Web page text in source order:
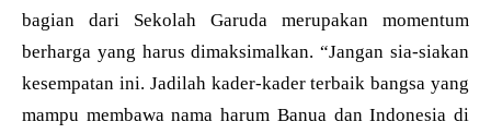
bagian dari Sekolah Garuda merupakan momentum
berharga yang harus dimaksimalkan. “Jangan sia-siakan
kesempatan ini. Jadilah kader-kader terbaik bangsa yang
mampu membawa nama harum Banua dan Indonesia di